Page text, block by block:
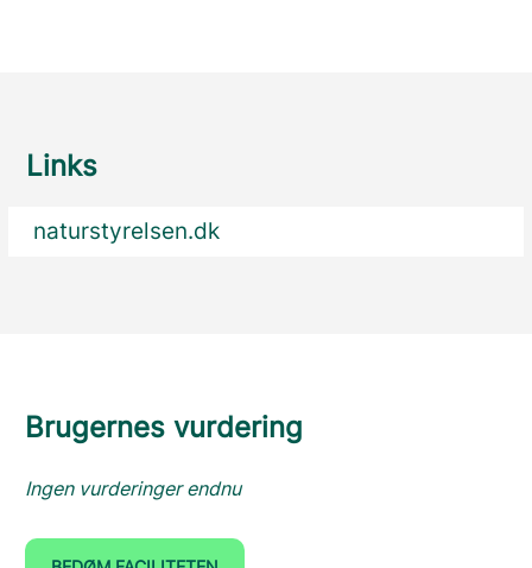
Links
naturstyrelsen.dk
Brugernes vurdering
Ingen vurderinger endnu